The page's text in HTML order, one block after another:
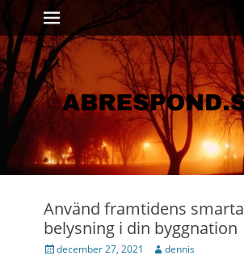
Skip
to
content
Primary Menu
Använd framtidens smarta
belysning i din byggnation
Posted
december 27, 2021 Author
dennis